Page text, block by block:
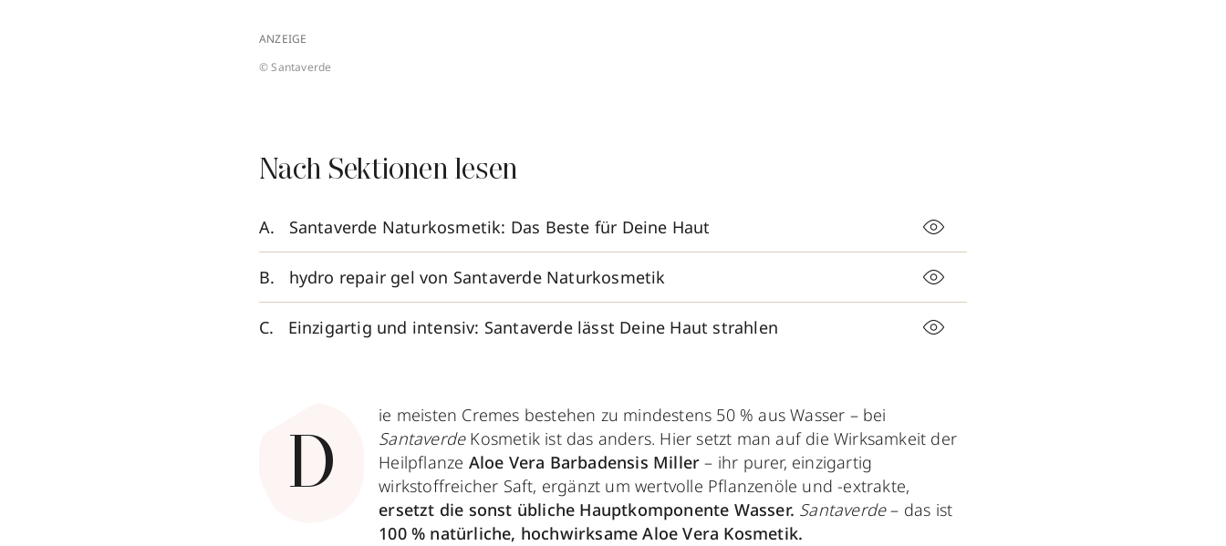
ANZEIGE
© Santaverde
Nach Sektionen lesen
Santaverde Naturkosmetik: Das Beste für Deine Haut
hydro repair gel von Santaverde Naturkosmetik
Einzigartig und intensiv: Santaverde lässt Deine Haut strahlen
D
ie meisten Cremes bestehen zu mindestens 50 % aus Wasser – bei
Santaverde Kosmetik ist das anders. Hier setzt man auf die Wirksamkeit der
Heilpflanze Aloe Vera Barbadensis Miller– ihr purer, einzigartig
wirkstoffreicher Saft, ergänzt um wertvolle Pflanzenöle und -extrakte,
ersetzt die sonst übliche Hauptkomponente Wasser. Santaverde– das ist
100 % natürliche, hochwirksame Aloe Vera Kosmetik.